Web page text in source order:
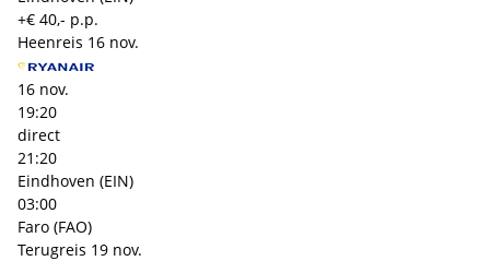
+€ 40,- p.p.
Heenreis 16 nov.
16 nov.
19:20
direct
21:20
Eindhoven (EIN)
03:00
Faro (FAO)
Terugreis 19 nov.